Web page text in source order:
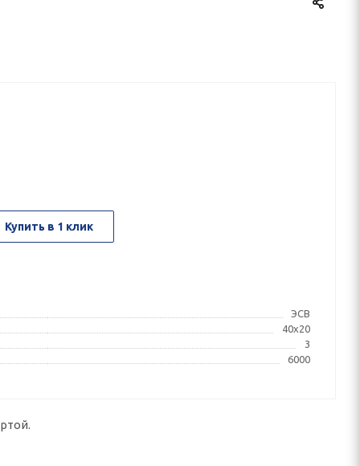
Купить в 1 клик
ЭСВ
40x20
3
6000